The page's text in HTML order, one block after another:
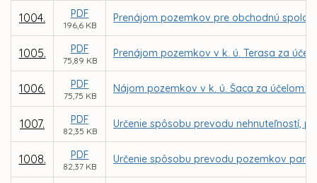
1004. PDF
196,6 KB
Prenájom pozemkov pre obchodnú
1005. PDF
75,89 KB
Prenájom pozemkov v k. ú. Terasa za
1006. PDF
75,75 KB
Nájom pozemkov v k. ú. Šaca za účelom
1007. PDF
82,35 KB
Určenie spôsobu prevodu nehnuteľností,
1008. PDF
82,37 KB
Určenie spôsobu prevodu pozemkov